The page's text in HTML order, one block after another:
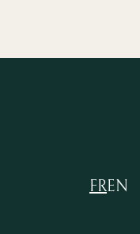
EN
FR